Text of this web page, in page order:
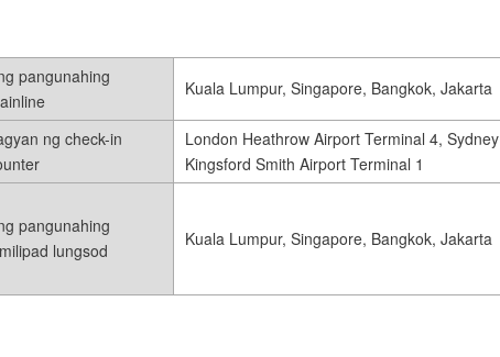
pangunahing
Kuala Lumpur, Singapore, Bangkok, Jakarta
ng check-in
London Heathrow Airport Terminal 4, Sydney
Kingsford Smith Airport Terminal 1
pangunahing
lungsod
Kuala Lumpur, Singapore, Bangkok, Jakarta